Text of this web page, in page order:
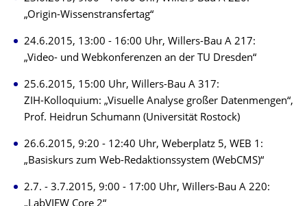
„Origin-Wissenstransfertag“
24.6.2015, 13:00 - 16:00 Uhr, Willers-Bau A 217:
„Video- und Webkonferenzen an der TU Dresden“
25.6.2015, 15:00 Uhr, Willers-Bau A 317:
ZIH-Kolloquium: „Visuelle Analyse großer Datenmengen“,
Prof. Heidrun Schumann (Universität Rostock)
26.6.2015, 9:20 - 12:40 Uhr, Weberplatz 5, WEB 1:
„Basiskurs zum Web-Redaktionssystem (WebCMS)“
2.7. - 3.7.2015, 9:00 - 17:00 Uhr, Willers-Bau A 220: